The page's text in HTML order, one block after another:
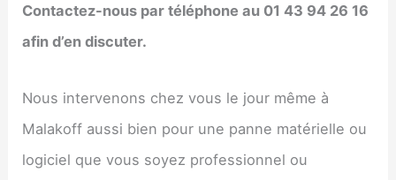
Contactez-nous par téléphone au 01 43 94 26 16
afin d’en discuter.
Nous intervenons chez vous le jour même à
Malakoff aussi bien pour une panne matérielle ou
logiciel que vous soyez professionnel ou